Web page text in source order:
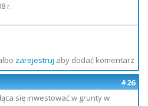
r.
zarejestruj aby dodać komentarz
#26
się inwestować w grunty w